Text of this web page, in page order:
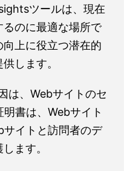
ツールは、現在
のに最適な場所で
上に役立つ潜在的
します。
は、Webサイトのセ
書は、Webサイト
イトと訪問者のデ
ます。